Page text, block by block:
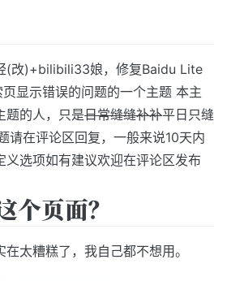
(改)+bilibili33娘，修复Baidu Lite
显示错误的问题的一个主题 本主
题的人，只是日常缝缝补补平日只缝
请在评论区回复，一般来说10天内
义选项如有建议欢迎在评论区发布
个页面？
太糟糕了，我自己都不想用。